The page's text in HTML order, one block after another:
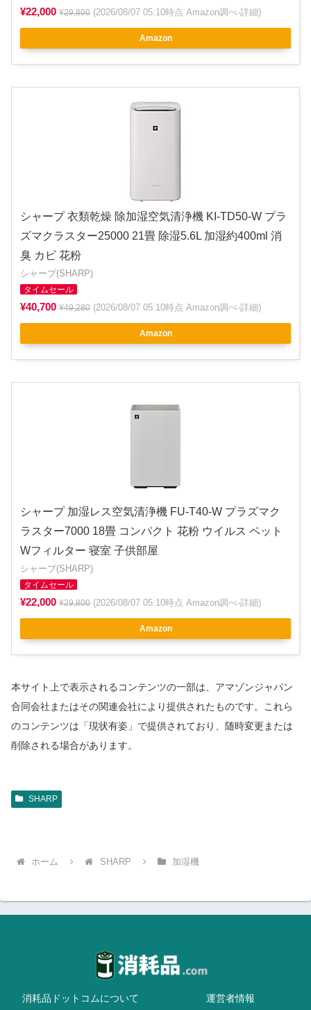
¥22,000 ¥29,800 (2026/08/07 05:10時点 Amazon調べ-詳細)
Amazon
シャープ 衣類乾燥 除加湿空気清浄機 KI-TD50-W プラ
ズマクラスター25000 21畳 除湿5.6L 加湿約400ml 消
臭 カビ 花粉
シャープ(SHARP)
タイムセール
¥40,700 ¥49,280 (2026/08/07 05:10時点 Amazon調べ-詳細)
Amazon
シャープ 加湿レス空気清浄機 FU-T40-W プラズマク
ラスター7000 18畳 コンパクト 花粉 ウイルス ペット
Wフィルター 寝室 子供部屋
シャープ(SHARP)
タイムセール
¥22,000 ¥29,800 (2026/08/07 05:10時点 Amazon調べ-詳細)
Amazon
本サイト上で表示されるコンテンツの一部は、アマゾンジャパン
合同会社またはその関連会社により提供されたものです。これら
のコンテンツは「現状有姿」で提供されており、随時変更または
削除される場合があります。
SHARP
ホーム SHARP 加湿機
消耗品ドットコムについて 運営者情報